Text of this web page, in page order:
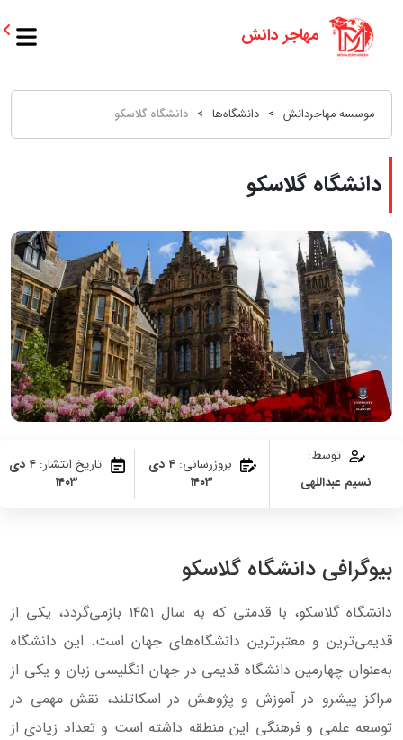
موسسه مهاجردانش > دانشگاه‌ها > دانشگاه گلاسکو
دانشگاه گلاسکو
توسط:
نسیم عبداللهی
بروزرسانی: ۴ دی
۱۴۰۳
تاریخ انتشار: ۴ دی
۱۴۰۳
بیوگرافی دانشگاه گلاسکو
دانشگاه گلاسکو، با قدمتی که به سال ۱۴۵۱ بازمی‌گردد، یکی از
قدیمی‌ترین و معتبرترین دانشگاه‌های جهان است. این دانشگاه
به‌عنوان چهارمین دانشگاه قدیمی در جهان انگلیسی زبان و یکی از
مراکز پیشرو در آموزش و پژوهش در اسکاتلند، نقش مهمی در
توسعه علمی و فرهنگی این منطقه داشته است و تعداد زیادی از